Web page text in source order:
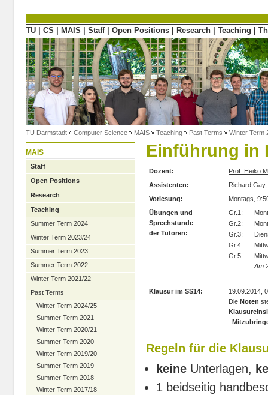
TU CS MAIS Staff Open Positions Research Teaching
TU Darmstadt Computer Science MAIS Teaching Past Terms Winter Term
MAIS
Staff
Open Positions
Research
Teaching
Summer Term 2024
Winter Term 2023/24
Summer Term 2023
Summer Term 2022
Winter Term 2021/22
Past Terms
Winter Term 2024/25
Summer Term 2021
Winter Term 2020/21
Summer Term 2020
Winter Term 2019/20
Summer Term 2019
Summer Term 2018
Winter Term 2017/18
Einführung in
Dozent:
Prof. Heiko
Assistenten: Richard Gay,
Vorlesung:
Montags,
Übungen und
Sprechstunde
der Tutoren:
Gr.1:
Gr.2:
Gr.3:
Gr.4:
Gr.5:
Am
Klausur im SS14:
19.09.2014,
Die Noten
Regeln für die
keine Unterlagen,
1 beidseitig